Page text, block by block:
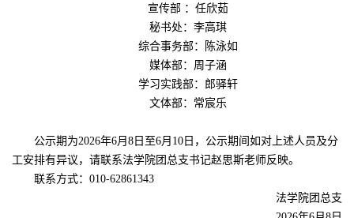
宣传部 ：任欣茹
秘书处：李高琪
综合事务部：陈泳如
媒体部：周子涵
学习实践部：郎驿轩
文体部：常宸乐
公示期为2026年6月8日至6月10日，公示期间如对上述人员及分
工安排有异议，请联系法学院团总支书记赵思斯老师反映。
联系方式：010-62861343
法学院团总支